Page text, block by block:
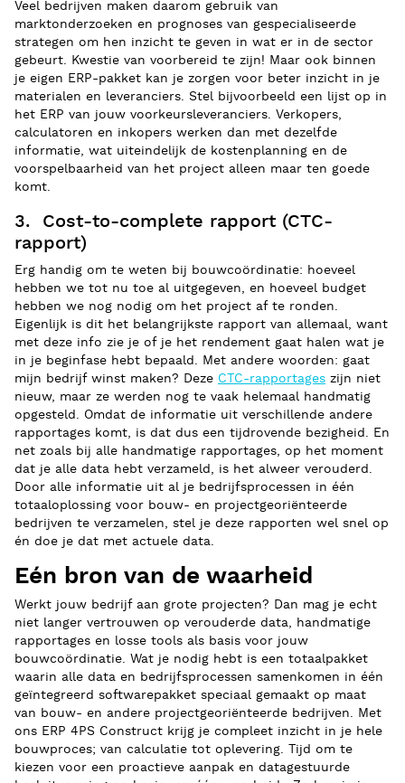
Veel bedrijven maken daarom gebruik van
marktonderzoeken en prognoses van gespecialiseerde
strategen om hen inzicht te geven in wat er in de sector
gebeurt. Kwestie van voorbereid te zijn! Maar ook binnen
je eigen ERP-pakket kan je zorgen voor beter inzicht in je
materialen en leveranciers. Stel bijvoorbeeld een lijst op in
het ERP van jouw voorkeursleveranciers. Verkopers,
calculatoren en inkopers werken dan met dezelfde
informatie, wat uiteindelijk de kostenplanning en de
voorspelbaarheid van het project alleen maar ten goede
komt.
3. Cost-to-complete rapport (CTC-
rapport)
Erg handig om te weten bij bouwcoördinatie: hoeveel
hebben we tot nu toe al uitgegeven, en hoeveel budget
hebben we nog nodig om het project af te ronden.
Eigenlijk is dit het belangrijkste rapport van allemaal, want
met deze info zie je of je het rendement gaat halen wat je
in je beginfase hebt bepaald. Met andere woorden: gaat
mijn bedrijf winst maken? Deze CTC-rapportages zijn niet
nieuw, maar ze werden nog te vaak helemaal handmatig
opgesteld. Omdat de informatie uit verschillende andere
rapportages komt, is dat dus een tijdrovende bezigheid. En
net zoals bij alle handmatige rapportages, op het moment
dat je alle data hebt verzameld, is het alweer verouderd.
Door alle informatie uit al je bedrijfsprocessen in één
totaaloplossing voor bouw- en projectgeoriënteerde
bedrijven te verzamelen, stel je deze rapporten wel snel op
én doe je dat met actuele data.
Eén bron van de waarheid
Werkt jouw bedrijf aan grote projecten? Dan mag je echt
niet langer vertrouwen op verouderde data, handmatige
rapportages en losse tools als basis voor jouw
bouwcoördinatie. Wat je nodig hebt is een totaalpakket
waarin alle data en bedrijfsprocessen samenkomen in één
geïntegreerd softwarepakket speciaal gemaakt op maat
van bouw- en andere projectgeoriënteerde bedrijven. Met
ons ERP 4PS Construct krijg je compleet inzicht in je hele
bouwproces; van calculatie tot oplevering. Tijd om te
kiezen voor een proactieve aanpak en datagestuurde